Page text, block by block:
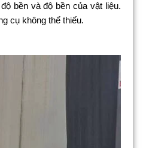
bền và độ bền của vật liệu.
cụ không thể thiếu.